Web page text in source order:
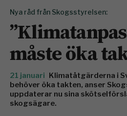
Nya råd från Skogsstyrelsen:
måste öka
21 januari Klimatåtgärderna i
behöver öka takten, anser
uppdaterar nu sina
skogsägare.